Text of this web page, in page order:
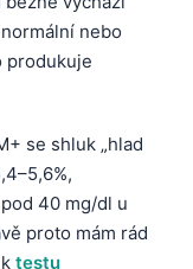
nebo
produkuje
se shluk „hlad
40 mg/dl u
proto mám rád
testu